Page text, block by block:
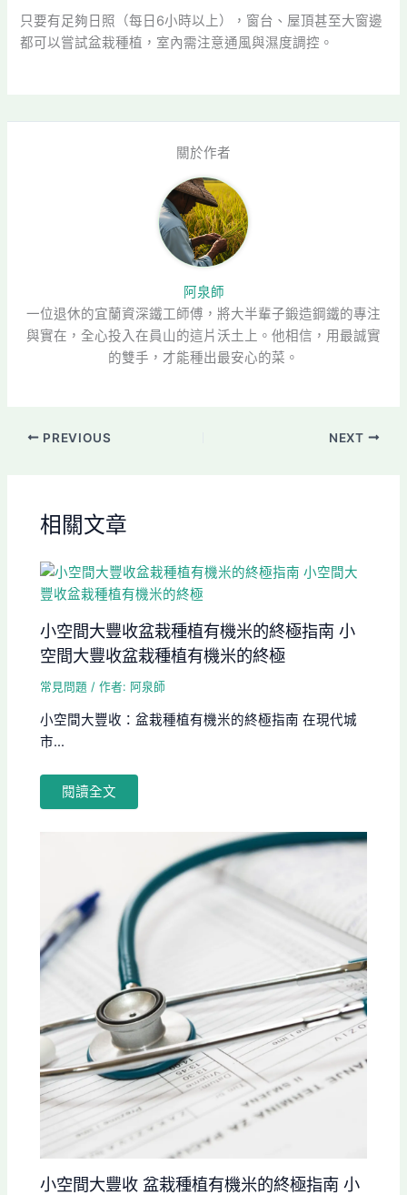
只要有足夠日照（每日6小時以上），窗台、屋頂甚至大窗邊
都可以嘗試盆栽種植，室內需注意通風與濕度調控。
關於作者
阿泉師
一位退休的宜蘭資深鐵工師傅，將大半輩子鍛造鋼鐵的專注
與實在，全心投入在員山的這片沃土上。他相信，用最誠實
的雙手，才能種出最安心的菜。
PREVIOUS NEXT
相關文章
小空間大豐收盆栽種植有機米的終極指南 小
空間大豐收盆栽種植有機米的終極
常見問題 / 作者: 阿泉師
小空間大豐收：盆栽種植有機米的終極指南 在現代城
市...
閱讀全文
小空間大豐收 盆栽種植有機米的終極指南 小